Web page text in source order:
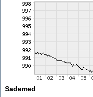
Sademed